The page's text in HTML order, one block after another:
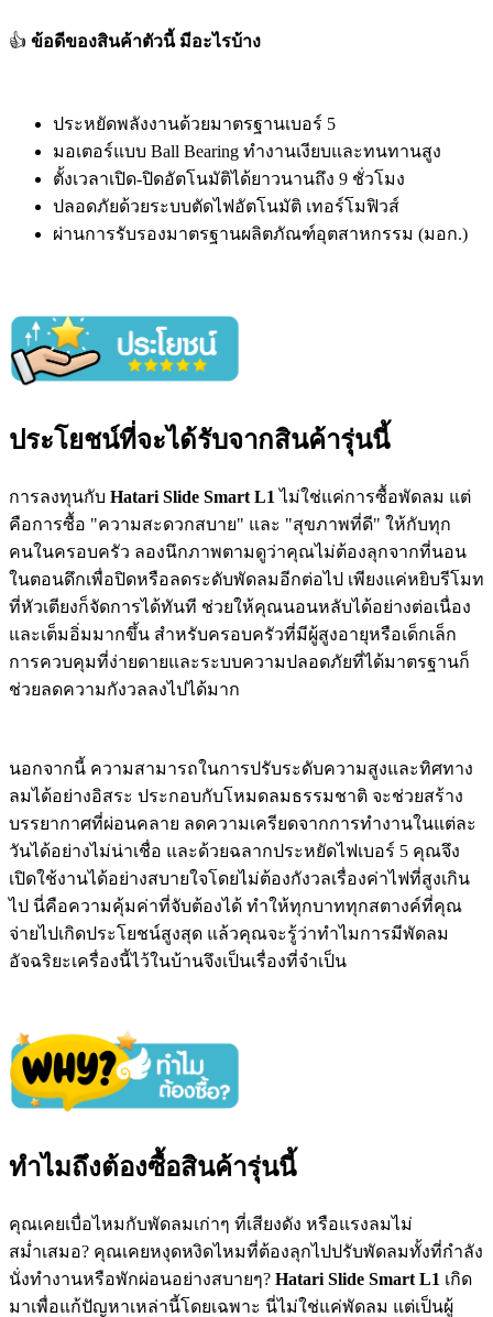
👍 ข้อดีของสินค้าตัวนี้ มีอะไรบ้าง
ประหยัดพลังงานด้วยมาตรฐานเบอร์ 5
มอเตอร์แบบ Ball Bearing ทำงานเงียบและทนทานสูง
ตั้งเวลาเปิด-ปิดอัตโนมัติได้ยาวนานถึง 9 ชั่วโมง
ปลอดภัยด้วยระบบตัดไฟอัตโนมัติ เทอร์โมฟิวส์
ผ่านการรับรองมาตรฐานผลิตภัณฑ์อุตสาหกรรม (มอก.)
ประโยชน์ที่จะได้รับจากสินค้ารุ่นนี้
การลงทุนกับ Hatari Slide Smart L1 ไม่ใช่แค่การซื้อพัดลม แต่
คือการซื้อ "ความสะดวกสบาย" และ "สุขภาพที่ดี" ให้กับทุก
คนในครอบครัว ลองนึกภาพตามดูว่าคุณไม่ต้องลุกจากที่นอน
ในตอนดึกเพื่อปิดหรือลดระดับพัดลมอีกต่อไป เพียงแค่หยิบรีโมท
ที่หัวเตียงก็จัดการได้ทันที ช่วยให้คุณนอนหลับได้อย่างต่อเนื่อง
และเต็มอิ่มมากขึ้น สำหรับครอบครัวที่มีผู้สูงอายุหรือเด็กเล็ก
การควบคุมที่ง่ายดายและระบบความปลอดภัยที่ได้มาตรฐานก็
ช่วยลดความกังวลลงไปได้มาก
นอกจากนี้ ความสามารถในการปรับระดับความสูงและทิศทาง
ลมได้อย่างอิสระ ประกอบกับโหมดลมธรรมชาติ จะช่วยสร้าง
บรรยากาศที่ผ่อนคลาย ลดความเครียดจากการทำงานในแต่ละ
วันได้อย่างไม่น่าเชื่อ และด้วยฉลากประหยัดไฟเบอร์ 5 คุณจึง
เปิดใช้งานได้อย่างสบายใจโดยไม่ต้องกังวลเรื่องค่าไฟที่สูงเกิน
ไป นี่คือความคุ้มค่าที่จับต้องได้ ทำให้ทุกบาททุกสตางค์ที่คุณ
จ่ายไปเกิดประโยชน์สูงสุด แล้วคุณจะรู้ว่าทำไมการมีพัดลม
อัจฉริยะเครื่องนี้ไว้ในบ้านจึงเป็นเรื่องที่จำเป็น
ทำไมถึงต้องซื้อสินค้ารุ่นนี้
คุณเคยเบื่อไหมกับพัดลมเก่าๆ ที่เสียงดัง หรือแรงลมไม่
สม่ำเสมอ? คุณเคยหงุดหงิดไหมที่ต้องลุกไปปรับพัดลมทั้งที่กำลัง
นั่งทำงานหรือพักผ่อนอย่างสบายๆ? Hatari Slide Smart L1 เกิด
มาเพื่อแก้ปัญหาเหล่านี้โดยเฉพาะ นี่ไม่ใช่แค่พัดลม แต่เป็นผู้